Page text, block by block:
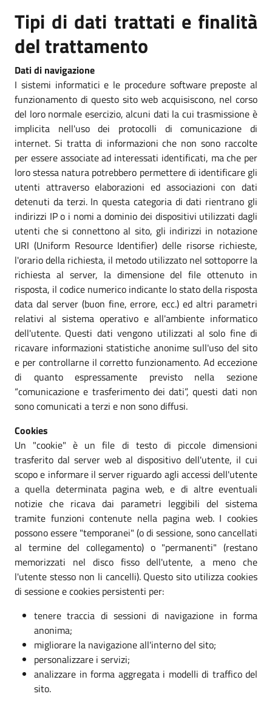
Tipi di dati trattati e finalità
del trattamento
Dati di navigazione
I sistemi informatici e le procedure software preposte al
funzionamento di questo sito web acquisiscono, nel corso
del loro normale esercizio, alcuni dati la cui trasmissione è
implicita nell'uso dei protocolli di comunicazione di
internet. Si tratta di informazioni che non sono raccolte
per essere associate ad interessati identificati, ma che per
loro stessa natura potrebbero permettere di identificare gli
utenti attraverso elaborazioni ed associazioni con dati
detenuti da terzi. In questa categoria di dati rientrano gli
indirizzi IP o i nomi a dominio dei dispositivi utilizzati dagli
utenti che si connettono al sito, gli indirizzi in notazione
URI (Uniform Resource Identifier) delle risorse richieste,
l'orario della richiesta, il metodo utilizzato nel sottoporre la
richiesta al server, la dimensione del file ottenuto in
risposta, il codice numerico indicante lo stato della risposta
data dal server (buon fine, errore, ecc.) ed altri parametri
relativi al sistema operativo e all'ambiente informatico
dell'utente. Questi dati vengono utilizzati al solo fine di
ricavare informazioni statistiche anonime sull'uso del sito
e per controllarne il corretto funzionamento. Ad eccezione
di quanto espressamente previsto nella sezione
“comunicazione e trasferimento dei dati”, questi dati non
sono comunicati a terzi e non sono diffusi.
Cookies
Un "cookie" è un file di testo di piccole dimensioni
trasferito dal server web al dispositivo dell'utente, il cui
scopo e informare il server riguardo agli accessi dell'utente
a quella determinata pagina web, e di altre eventuali
notizie che ricava dai parametri leggibili del sistema
tramite funzioni contenute nella pagina web. I cookies
possono essere "temporanei" (o di sessione, sono cancellati
al termine del collegamento) o "permanenti" (restano
memorizzati nel disco fisso dell'utente, a meno che
l'utente stesso non li cancelli). Questo sito utilizza cookies
di sessione e cookies persistenti per:
tenere traccia di sessioni di navigazione in forma
anonima;
migliorare la navigazione all'interno del sito;
personalizzare i servizi;
analizzare in forma aggregata i modelli di traffico del
sito.